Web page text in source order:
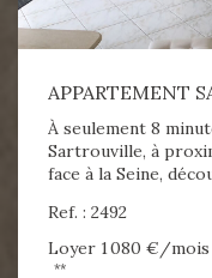
À seulement 8
Sartrouville, à
face à la Seine,
au 1er étage.
avec placard, séjour
équipée. A l'étage
Ref. : 2492
Loyer 1 080 €/mois
**